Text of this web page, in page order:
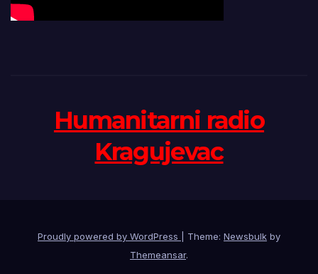
Humanitarni radio
Kragujevac
Proudly powered by WordPress Theme: Newsbulk by
Themeansar.